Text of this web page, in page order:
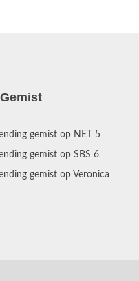
gemist op NET 5
gemist op SBS 6
gemist op Veronica